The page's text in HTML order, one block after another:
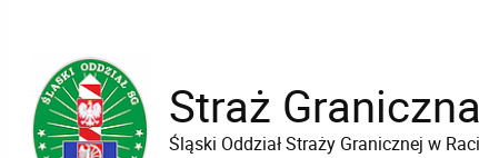
Straż Graniczna
Śląski Oddział Straży Granicznej w